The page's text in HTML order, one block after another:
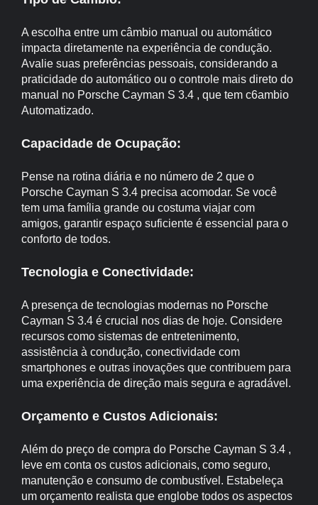
A escolha entre um câmbio manual ou automático
impacta diretamente na experiência de condução.
Avalie suas preferências pessoais, considerando a
praticidade do automático ou o controle mais direto do
manual no Porsche Cayman S 3.4 , que tem c6ambio
Automatizado.
Capacidade de Ocupação:
Pense na rotina diária e no número de 2 que o
Porsche Cayman S 3.4 precisa acomodar. Se você
tem uma família grande ou costuma viajar com
amigos, garantir espaço suficiente é essencial para o
conforto de todos.
Tecnologia e Conectividade:
A presença de tecnologias modernas no Porsche
Cayman S 3.4 é crucial nos dias de hoje. Considere
recursos como sistemas de entretenimento,
assistência à condução, conectividade com
smartphones e outras inovações que contribuem para
uma experiência de direção mais segura e agradável.
Orçamento e Custos Adicionais:
Além do preço de compra do Porsche Cayman S 3.4 ,
leve em conta os custos adicionais, como seguro,
manutenção e consumo de combustível. Estabeleça
um orçamento realista que englobe todos os aspectos